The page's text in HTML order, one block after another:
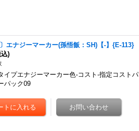
〕エナジーマーカー(孫悟飯：SH)【-】{E-113}
)
イプエナジーマーカー色-コスト-指定コスト
パック09